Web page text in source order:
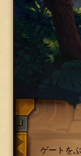
ゲートを